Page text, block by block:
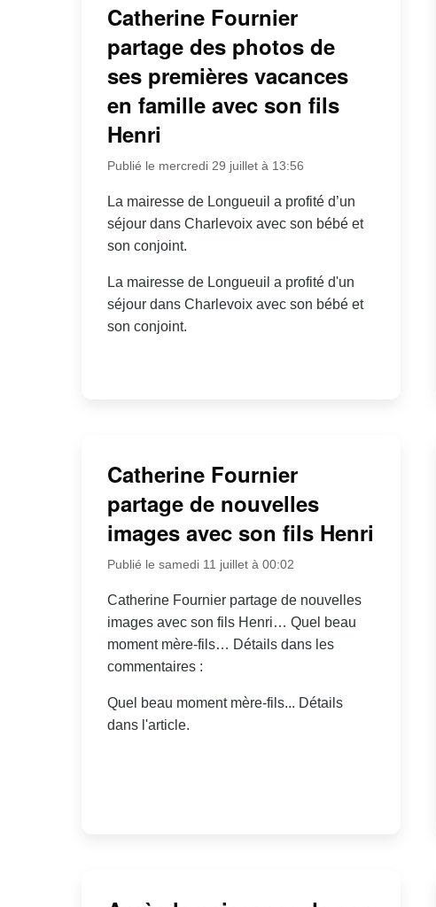
Catherine Fournier
partage des photos de
ses premières vacances
en famille avec son fils
Henri
Publié le mercredi 29 juillet à 13:56
La mairesse de Longueuil a profité d’un
séjour dans Charlevoix avec son bébé et
son conjoint.
La mairesse de Longueuil a profité d'un
séjour dans Charlevoix avec son bébé et
son conjoint.
Catherine Fournier
partage de nouvelles
images avec son fils Henri
Publié le samedi 11 juillet à 00:02
Catherine Fournier partage de nouvelles
images avec son fils Henri… Quel beau
moment mère-fils… Détails dans les
commentaires :
Quel beau moment mère-fils... Détails
dans l'article.